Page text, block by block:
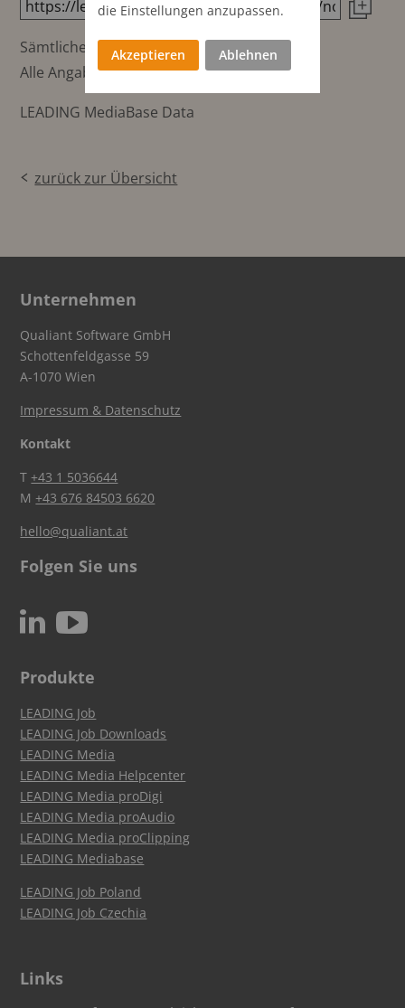
Sämtliche Preisangaben in €
Alle Angaben ohne Gewähr
LEADING MediaBase Data
zurück zur Übersicht
Unternehmen
Qualiant Software GmbH
Schottenfeldgasse 59
A-1070 Wien
Impressum & Datenschutz
Kontakt
T+43 1 5036644
M+43 676 84503 6620
hello@qualiant.at
Folgen Sie uns
N c
Produkte
LEADING Job
LEADING Job Downloads
LEADING Media
LEADING Media Helpcenter
LEADING Media proDigi
LEADING Media proAudio
LEADING Media proClipping
LEADING Mediabase
LEADING Job Poland
LEADING Job Czechia
Links
die Einstellungen anzupassen.
Akzeptieren Ablehnen